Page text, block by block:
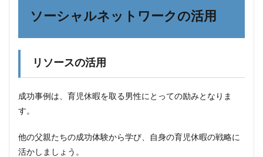
ソーシャルネットワークの活用
リソースの活用
成功事例は、育児休暇を取る男性にとっての励みとなりま
す。
他の父親たちの成功体験から学び、自身の育児休暇の戦略に
活かしましょう。